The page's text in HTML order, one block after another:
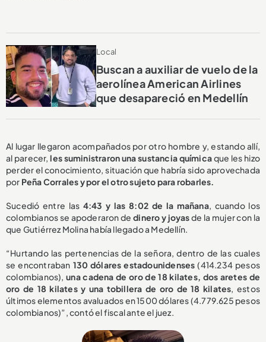
Local
Buscan a auxiliar de vuelo de la
aerolínea American Airlines
que desapareció en Medellín
Al lugar llegaron acompañados por otro hombre y, estando allí,
al parecer,les suministraron una sustancia químicaque les hizo
perder el conocimiento, situación que habría sido aprovechada
por Peña Corrales y por el otro sujeto para robarles.
Sucedió entre las 4:43 y las 8:02 de la mañana, cuando los
colombianos se apoderaron dedinero y joyasde la mujer con la
que Gutiérrez Molina había llegado a Medellín.
“Hurtando las pertenencias de la señora, dentro de las cuales
se encontraban 130 dólares estadounidenses (414.234 pesos
colombianos),una cadena de oro de 18 kilates, dos aretes de
oro de 18 kilates y una tobillera de oro de 18 kilates, estos
últimos elementos avaluados en 1500 dólares (4.779.625 pesos
colombianos)”, contó el fiscal ante el juez.